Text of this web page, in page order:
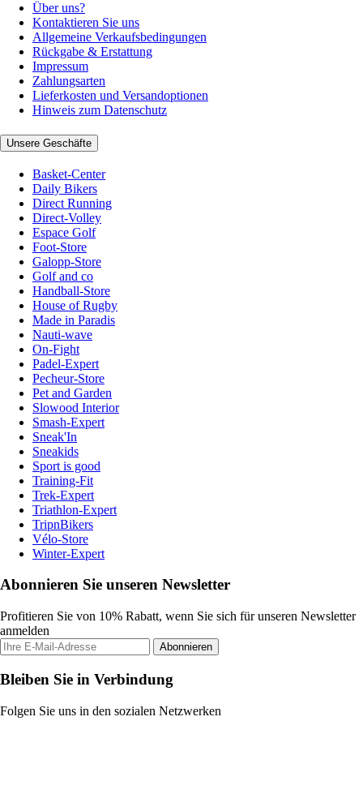
Über uns?
Kontaktieren Sie uns
Allgemeine Verkaufsbedingungen
Rückgabe & Erstattung
Impressum
Zahlungsarten
Lieferkosten und Versandoptionen
Hinweis zum Datenschutz
Unsere Geschäfte
Basket-Center
Daily Bikers
Direct Running
Direct-Volley
Espace Golf
Foot-Store
Galopp-Store
Golf and co
Handball-Store
House of Rugby
Made in Paradis
Nauti-wave
On-Fight
Padel-Expert
Pecheur-Store
Pet and Garden
Slowood Interior
Smash-Expert
Sneak'In
Sneakids
Sport is good
Training-Fit
Trek-Expert
Triathlon-Expert
TripnBikers
Vélo-Store
Winter-Expert
Abonnieren Sie unseren Newsletter
Profitieren Sie von 10% Rabatt, wenn Sie sich für unseren Newsletter
anmelden
Abonnieren
Bleiben Sie in Verbindung
Folgen Sie uns in den sozialen Netzwerken